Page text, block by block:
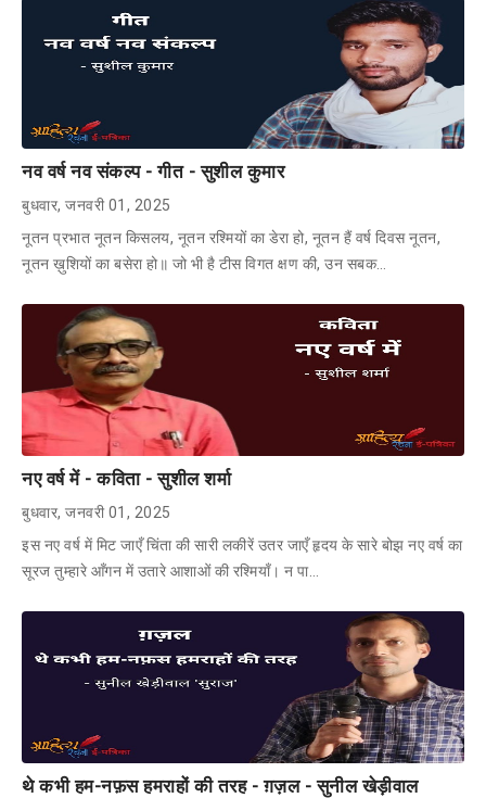
नव वर्ष नव संकल्प - गीत - सुशील कुमार
बुधवार, जनवरी 01, 2025
नूतन प्रभात नूतन किसलय, नूतन रश्मियों का डेरा हो, नूतन हैं वर्ष दिवस नूतन,
नूतन ख़ुशियों का बसेरा हो॥ जो भी है टीस विगत क्षण की, उन सबक…
नए वर्ष में - कविता - सुशील शर्मा
बुधवार, जनवरी 01, 2025
इस नए वर्ष में मिट जाएँ चिंता की सारी लकीरें उतर जाएँ हृदय के सारे बोझ नए वर्ष का
सूरज तुम्हारे आँगन में उतारे आशाओं की रश्मियाँ। न पा…
थे कभी हम-नफ़स हमराहों की तरह - ग़ज़ल - सुनील खेड़ीवाल